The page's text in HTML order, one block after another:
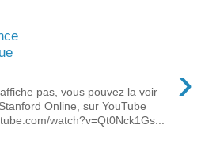
›
pas, vous pouvez la voir
Online, sur YouTube
watch?v=Qt0Nck1Gs...